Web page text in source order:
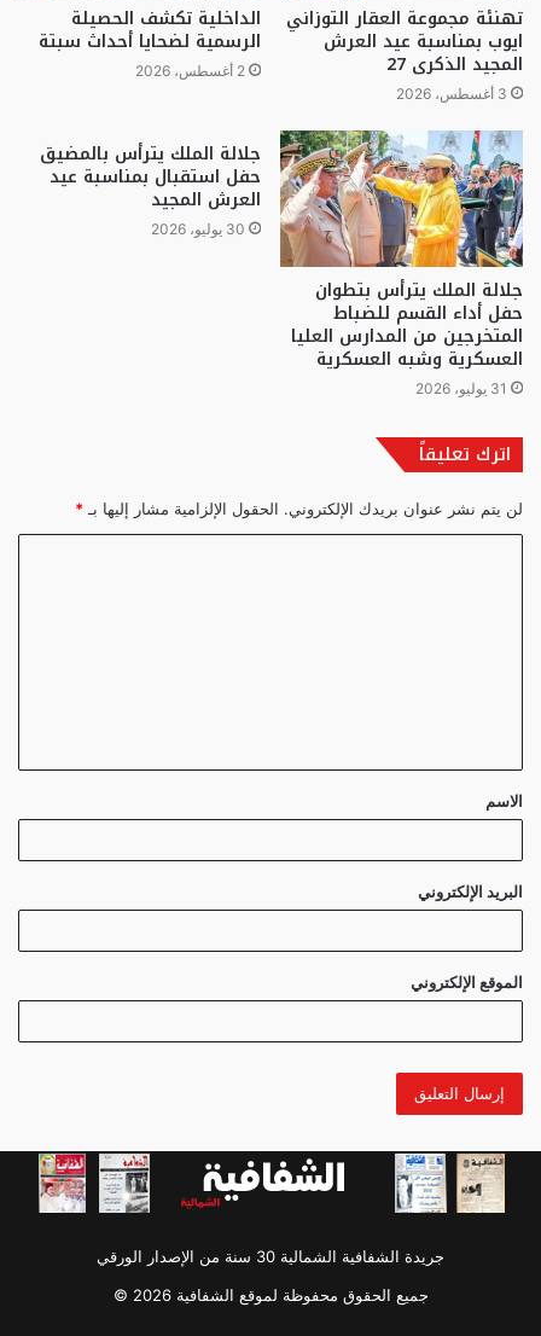
تهنئة مجموعة العقار التوزاني
ايوب بمناسبة عيد العرش
المجيد الذكرى 27
3 أغسطس، 2026
الداخلية تكشف الحصيلة
الرسمية لضحايا أحداث سبتة
2 أغسطس، 2026
جلالة الملك يترأس بتطوان
حفل أداء القسم للضباط
المتخرجين من المدارس العليا
العسكرية وشبه العسكرية
31 يوليو، 2026
جلالة الملك يترأس بالمضيق
حفل استقبال بمناسبة عيد
العرش المجيد
30 يوليو، 2026
اترك تعليقاً
لن يتم نشر عنوان بريدك الإلكتروني. الحقول الإلزامية مشار إليها بـ *
ق
*
الاسم
البريد الإلكتروني
الموقع الإلكتروني
جريدة الشفافية الشمالية 30 سنة من الإصدار الورقي
جميع الحقوق محفوظة لموقع الشفافية 2026 ©